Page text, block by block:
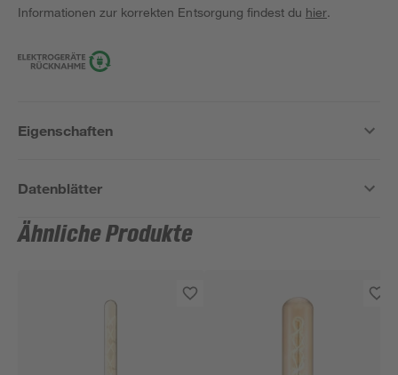
Informationen zur korrekten Entsorgung findest du hier.
Eigenschaften
Datenblätter
Ähnliche Produkte